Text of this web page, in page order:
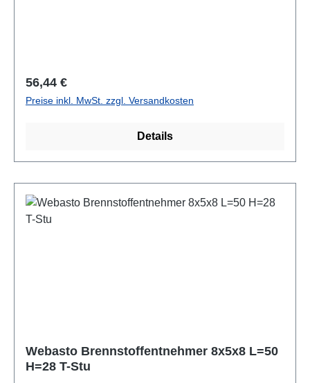
Regulärer Preis:
56,44 €
Preise inkl. MwSt. zzgl. Versandkosten
Details
Webasto Brennstoffentnehmer 8x5x8 L=50
H=28 T-Stu